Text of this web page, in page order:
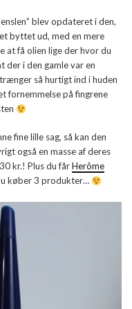
blev opdateret i den,
byttet ud, med en mere
at få olien lige der hvor du
der i den gamle var en
så hurtigt ind i huden
fornemmelse på fingrene
fine lille sag, så kan den
også en masse af deres
kr.! Plus du fårHerôme
køber 3 produkter…